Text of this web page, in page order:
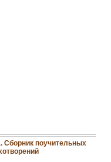
Сборник поучительных